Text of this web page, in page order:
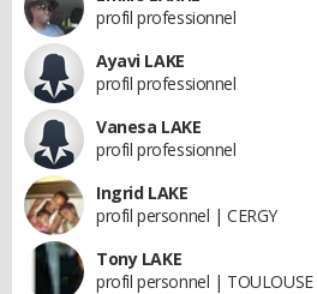
profil professionnel
Ayavi LAKE
profil professionnel
Vanesa LAKE
profil professionnel
Ingrid LAKE
profil personnel | CERGY
Tony LAKE
profil personnel | TOULOUSE